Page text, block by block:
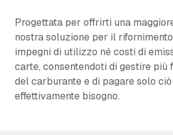
Progettata per offrirti una
nostra soluzione per il
impegni di utilizzo né costi di
carte, consentendoti di gestire più
del carburante e di pagare solo
effettivamente bisogno.